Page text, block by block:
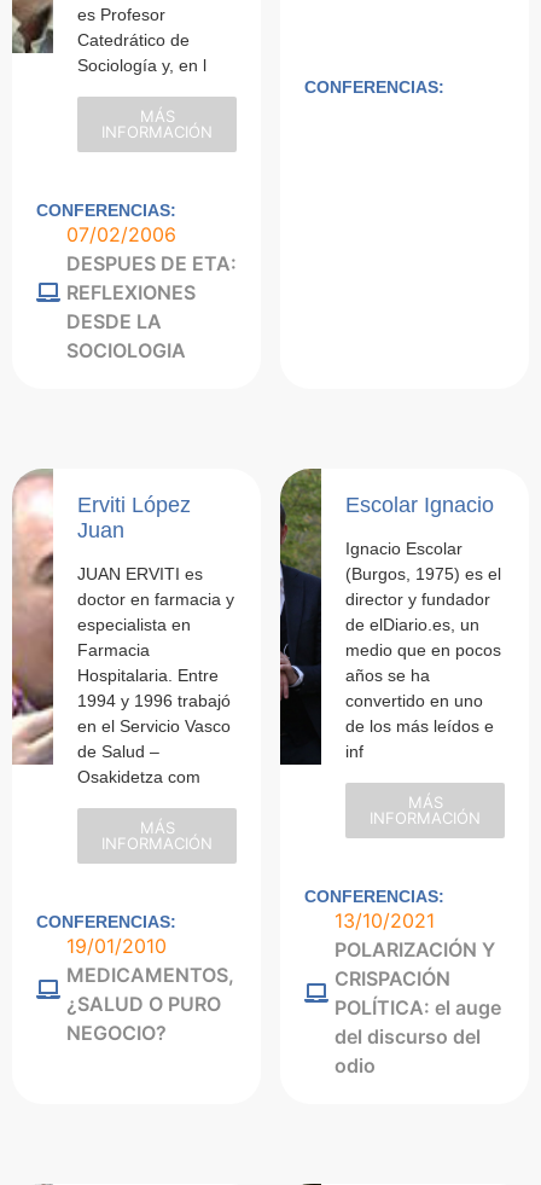
es Profesor
Catedrático de
Sociología y, en l
MÁS
INFORMACIÓN
CONFERENCIAS:
07/02/2006
DESPUES DE ETA:
REFLEXIONES
DESDE LA
SOCIOLOGIA
CONFERENCIAS:
Erviti López
Juan
JUAN ERVITI es
doctor en farmacia y
especialista en
Farmacia
Hospitalaria. Entre
1994 y 1996 trabajó
en el Servicio Vasco
de Salud –
Osakidetza com
MÁS
INFORMACIÓN
CONFERENCIAS:
19/01/2010
MEDICAMENTOS,
¿SALUD O PURO
NEGOCIO?
Escolar Ignacio
Ignacio Escolar
(Burgos, 1975) es el
director y fundador
de elDiario.es, un
medio que en pocos
años se ha
convertido en uno
de los más leídos e
inf
MÁS
INFORMACIÓN
CONFERENCIAS:
13/10/2021
POLARIZACIÓN Y
CRISPACIÓN
POLÍTICA: el auge
del discurso del
odio